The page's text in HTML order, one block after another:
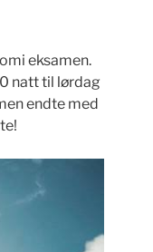
eksamen.
natt til lørdag
endte med